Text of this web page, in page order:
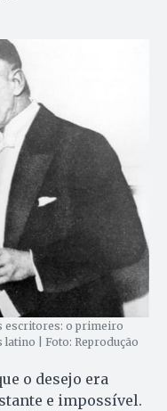
escritores: o primeiro
| Foto: Reprodução
o desejo era
e impossível.